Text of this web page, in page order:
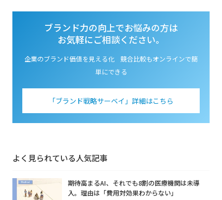
ブランド力の向上でお悩みの方は
お気軽にご相談ください。
企業のブランド価値を見える化 競合比較もオンラインで簡
単にできる
「ブランド戦略サーベイ」詳細はこちら
よく見られている人気記事
期待高まるAI、それでも8割の医療機関は未導
入。理由は「費用対効果わからない」